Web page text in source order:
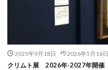
2025年9月18日 2026年5月16日
クリムト展 2026年-2027年開催